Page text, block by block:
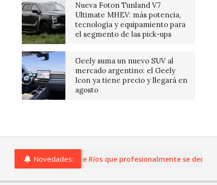
Nueva Foton Tunland V7
Ultimate MHEV: más potencia,
tecnología y equipamiento para
el segmento de las pick-ups
Geely suma un nuevo SUV al
mercado argentino: el Geely
Icon ya tiene precio y llegará en
agosto
Novedades:
o comercios de Entre Ríos que profesionalmente se